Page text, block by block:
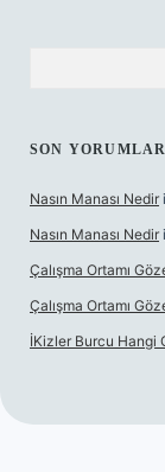
SON YORUMLAR
Nasın Manası Nedir
Nasın Manası Nedir
Çalışma Ortamı
Çalışma Ortamı
İKizler Burcu Hangi